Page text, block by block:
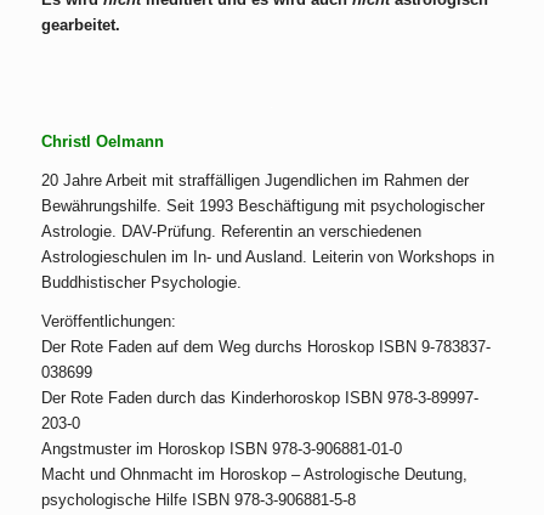
gearbeitet.
Christl Oelmann
20 Jahre Arbeit mit straffälligen Jugendlichen im Rahmen der
Bewährungshilfe. Seit 1993 Beschäftigung mit psychologischer
Astrologie. DAV-Prüfung. Referentin an verschiedenen
Astrologieschulen im In- und Ausland. Leiterin von Workshops in
Buddhistischer Psychologie.
Veröffentlichungen:
Der Rote Faden auf dem Weg durchs Horoskop ISBN 9-783837-
038699
Der Rote Faden durch das Kinderhoroskop ISBN 978-3-89997-
203-0
Angstmuster im Horoskop ISBN 978-3-906881-01-0
Macht und Ohnmacht im Horoskop – Astrologische Deutung,
psychologische Hilfe ISBN 978-3-906881-5-8